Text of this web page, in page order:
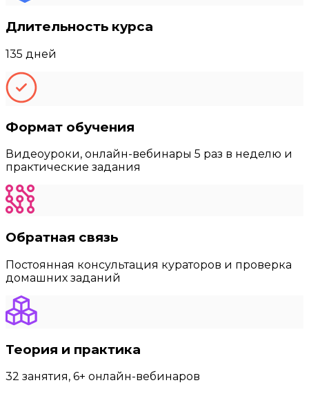
Длительность курса
135 дней
Формат обучения
Видеоуроки, онлайн-вебинары 5 раз в неделю и
практические задания
Обратная связь
Постоянная консультация кураторов и проверка
домашних заданий
Теория и практика
32 занятия, 6+ онлайн-вебинаров